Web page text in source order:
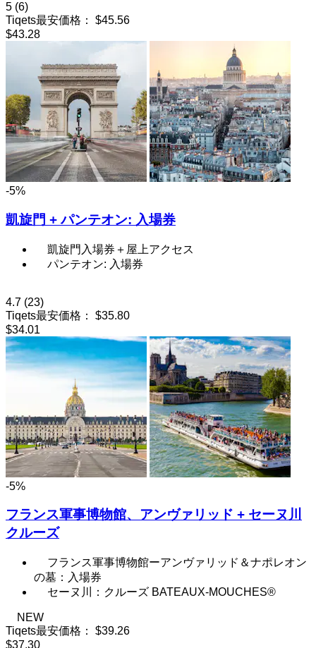
5 (6)
Tiqets最安価格：
$45.56
$43.28
-5%
凱旋門 + パンテオン: 入場券
凱旋門入場券＋屋上アクセス
パンテオン: 入場券
4.7 (23)
Tiqets最安価格：
$35.80
$34.01
-5%
フランス軍事博物館、アンヴァリッド + セーヌ川
クルーズ
フランス軍事博物館ーアンヴァリッド＆ナポレオン
の墓：入場券
セーヌ川：クルーズ BATEAUX-MOUCHES®
NEW
Tiqets最安価格：
$39.26
$37.30